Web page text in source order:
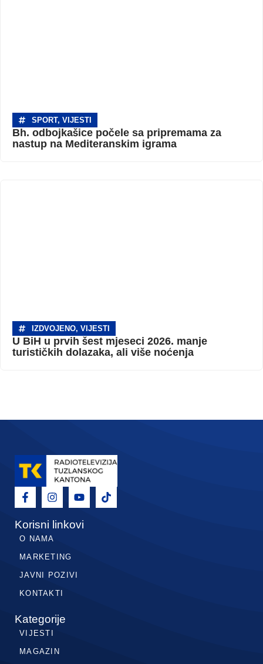
SPORT, VIJESTI
Bh. odbojkašice počele sa pripremama za
nastup na Mediteranskim igrama
IZDVOJENO, VIJESTI
U BiH u prvih šest mjeseci 2026. manje
turističkih dolazaka, ali više noćenja
Korisni linkovi
O NAMA
MARKETING
JAVNI POZIVI
KONTAKTI
Kategorije
VIJESTI
MAGAZIN